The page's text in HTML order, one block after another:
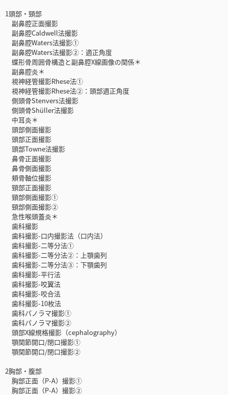
1頭部・頸部
副鼻腔正面撮影
副鼻腔Caldwell法撮影
副鼻腔Waters法撮影①
副鼻腔Waters法撮影②：適正角度
蝶形骨周囲骨構造と副鼻腔X線画像の関係＊
副鼻腔炎＊
視神経管撮影Rhese法①
視神経管撮影Rhese法②：頭部適正角度
側頭骨Stenvers法撮影
側頭骨Shüller法撮影
中耳炎＊
頭部側面撮影
頭部正面撮影
頭部Towne法撮影
鼻骨正面撮影
鼻骨側面撮影
頬骨軸位撮影
頸部正面撮影
頸部側面撮影①
頸部側面撮影②
急性喉頭蓋炎＊
歯科撮影
歯科撮影-口内撮影法（口内法）
歯科撮影-二等分法①
歯科撮影-二等分法②：上顎歯列
歯科撮影-二等分法③：下顎歯列
歯科撮影-平行法
歯科撮影-咬翼法
歯科撮影-咬合法
歯科撮影-10枚法
歯科パノラマ撮影①
歯科パノラマ撮影②
頭部X線規格撮影（cephalography）
顎関節開口/閉口撮影①
顎関節開口/閉口撮影②
2胸部・腹部
胸部正面（P-A）撮影①
胸部正面（P-A）撮影②